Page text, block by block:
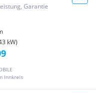
Garantie
kW)
Innkreis